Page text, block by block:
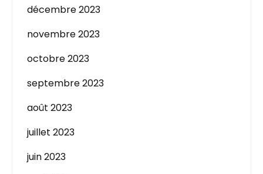
décembre 2023
novembre 2023
octobre 2023
septembre 2023
août 2023
juillet 2023
juin 2023